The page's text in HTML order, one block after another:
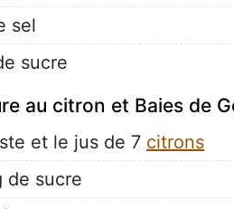
sel
sucre
au citron et Baies de
et le jus de 7 citrons
de sucre